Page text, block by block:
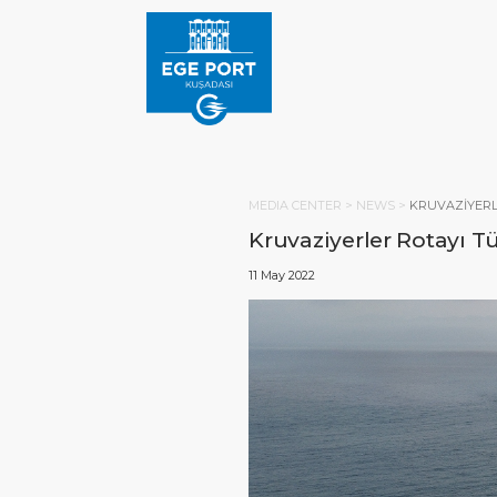
MEDIA CENTER > NEWS >
Kruvaziyerler Rotayı
11 May 2022